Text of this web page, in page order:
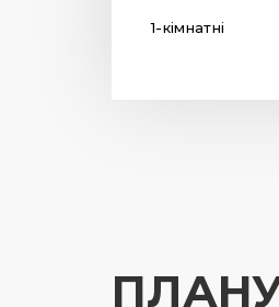
1-кімнатні